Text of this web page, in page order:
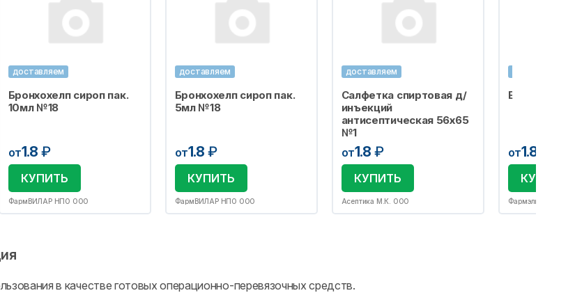
доставляем
Бронхохелп сироп пак.
10мл №18
от1.8 ₽
КУПИТЬ
ФармВИЛАР НПО ООО
доставляем
Бронхохелп сироп пак.
5мл №18
от1.8 ₽
КУПИТЬ
ФармВИЛАР НПО ООО
доставляем
Салфетка спиртовая д/
инъекций
антисептическая 56х65
№1
от1.8 ₽
КУПИТЬ
Асептика М.К. ООО
Бахилы
от1.8
КУПИТЬ
Фармэль ООО
в качестве готовых операционно-перевязочных средств.